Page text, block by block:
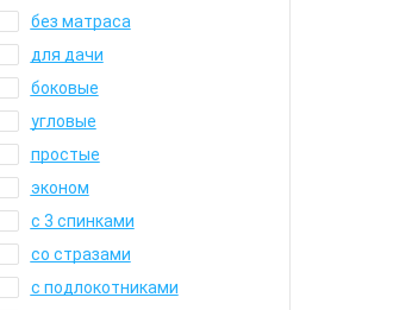
без матраса
для дачи
боковые
угловые
простые
эконом
с 3 спинками
со стразами
с подлокотниками